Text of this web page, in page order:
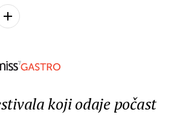
koji odaje počast